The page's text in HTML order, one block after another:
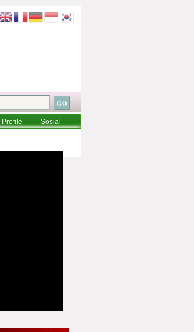
Profile
Sosial